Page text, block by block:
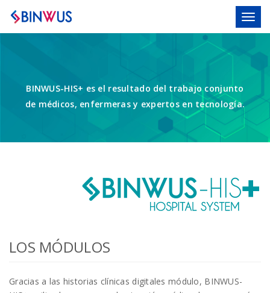
BINWUS-HIS+ es el resultado del trabajo conjunto
de médicos, enfermeras y expertos en tecnología.
LOS MÓDULOS
Gracias a las historias clínicas digitales módulo, BINWUS-